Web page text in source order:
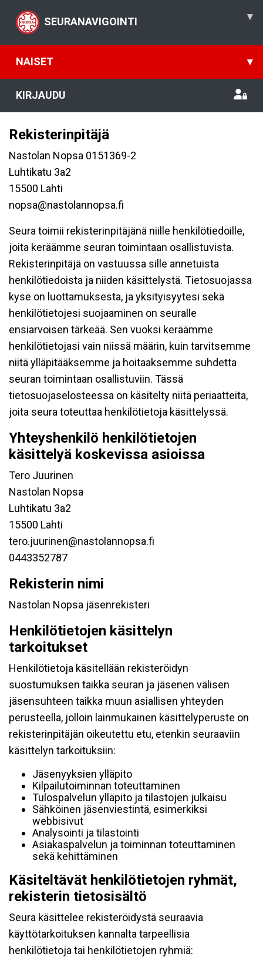
SEURANAVIGOINTI ▾
NAISET ▾
KIRJAUDU
Rekisterinpitäjä
Nastolan Nopsa 0151369-2
Luhtikatu 3a2
15500 Lahti
nopsa@nastolannopsa.fi
Seura toimii rekisterinpitäjänä niille henkilötiedoille,
joita keräämme seuran toimintaan osallistuvista.
Rekisterinpitäjä on vastuussa sille annetuista
henkilötiedoista ja niiden käsittelystä. Tietosuojassa
kyse on luottamuksesta, ja yksityisyytesi sekä
henkilötietojesi suojaaminen on seuralle
ensiarvoisen tärkeää. Sen vuoksi keräämme
henkilötietojasi vain niissä määrin, kuin tarvitsemme
niitä ylläpitääksemme ja hoitaaksemme suhdetta
seuran toimintaan osallistuviin. Tässä
tietosuojaselosteessa on käsitelty niitä periaatteita,
joita seura toteuttaa henkilötietoja käsittelyssä.
Yhteyshenkilö henkilötietojen
käsittelyä koskevissa asioissa
Tero Juurinen
Nastolan Nopsa
Luhtikatu 3a2
15500 Lahti
tero.juurinen@nastolannopsa.fi
0443352787
Rekisterin nimi
Nastolan Nopsa jäsenrekisteri
Henkilötietojen käsittelyn
tarkoitukset
Henkilötietoja käsitellään rekisteröidyn
suostumuksen taikka seuran ja jäsenen välisen
jäsensuhteen taikka muun asiallisen yhteyden
perusteella, jolloin lainmukainen käsittelyperuste on
rekisterinpitäjän oikeutettu etu, etenkin seuraaviin
käsittelyn tarkoituksiin:
Jäsenyyksien ylläpito
Kilpailutoiminnan toteuttaminen
Tulospalvelun ylläpito ja tilastojen julkaisu
Sähköinen jäsenviestintä, esimerkiksi
webbisivut
Analysointi ja tilastointi
Asiakaspalvelun ja toiminnan toteuttaminen
sekä kehittäminen
Käsiteltävät henkilötietojen ryhmät,
rekisterin tietosisältö
Seura käsittelee rekisteröidystä seuraavia
käyttötarkoituksen kannalta tarpeellisia
henkilötietoja tai henkilötietojen ryhmiä: